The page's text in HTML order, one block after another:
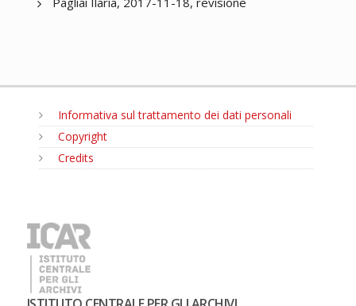
Informativa sul trattamento dei dati personali
Copyright
Credits